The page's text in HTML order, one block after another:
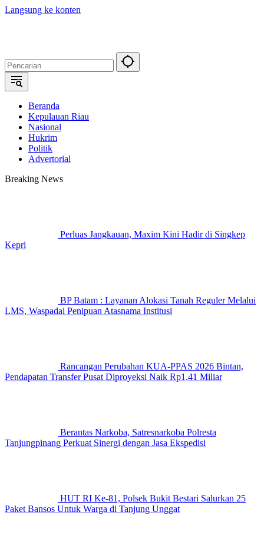
Langsung ke konten
Beranda
Kepulauan Riau
Nasional
Hukrim
Politik
Advertorial
Breaking News
Perluas Jangkauan, Maxim Kini Hadir di Singkep
Kepri
BP Batam : Layanan Alokasi Tanah Reguler Melalui
LMS, Waspadai Penipuan Atasnama Institusi
Rancangan Perubahan KUA-PPAS 2026 Bintan,
Pendapatan Transfer Pusat Diproyeksi Naik Rp1,41 Miliar
Berantas Narkoba, Satresnarkoba Polresta
Tanjungpinang Perkuat Sinergi dengan Jasa Ekspedisi
HUT RI Ke-81, Polsek Bukit Bestari Salurkan 25
Paket Bansos Untuk Warga di Tanjung Unggat